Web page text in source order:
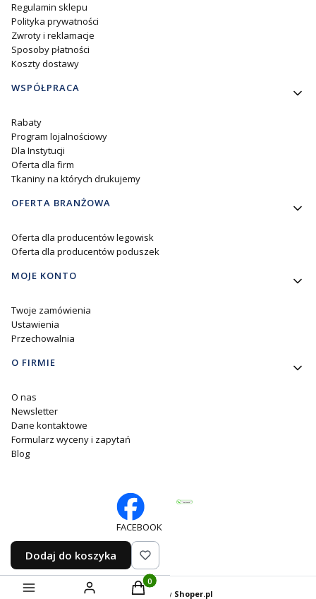
Regulamin sklepu
Polityka prywatności
Zwroty i reklamacje
Sposoby płatności
Koszty dostawy
WSPÓŁPRACA
Rabaty
Program lojalnościowy
Dla Instytucji
Oferta dla firm
Tkaniny na których drukujemy
OFERTA BRANŻOWA
Oferta dla producentów legowisk
Oferta dla producentów poduszek
MOJE KONTO
Twoje zamówienia
Ustawienia
Przechowalnia
O FIRMIE
O nas
Newsletter
Dane kontaktowe
Formularz wyceny i zapytań
Blog
FACEBOOK
Sklep internetowy Shoper.pl
Dodaj do koszyka
Produkty w koszyku: 0. Zobacz